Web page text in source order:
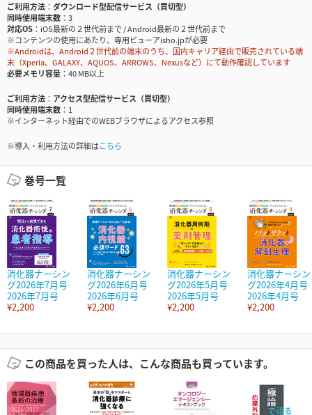
ご利用方法
ダウンロード型配信サービス（買切型）
同時使用端末数
3
対応OS
iOS最新の２世代前まで / Android最新の２世代前まで
※コンテンツの使用にあたり、専用ビューアisho.jpが必要
※Androidは、Android２世代前の端末のうち、国内キャリア経由で販売されている端
末（Xperia、GALAXY、AQUOS、ARROWS、Nexusなど）にて動作確認しています
必要メモリ容量
40 MB以上
ご利用方法
アクセス型配信サービス（買切型）
同時使用端末数
1
※インターネット経由でのWEBブラウザによるアクセス参照
※導入・利用方法の詳細はこちら
巻号一覧
消化器ナーシン
グ2026年7月号
2026年7月号
¥2,200
消化器ナーシン
グ2026年6月号
2026年6月号
¥2,200
消化器ナーシン
グ2026年5月号
2026年5月号
¥2,200
消化器ナーシン
グ2026年4月号
2026年4月号
¥2,200
この商品を買った人は、こんな商品も買っています。